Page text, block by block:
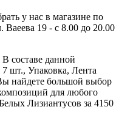
у нас в магазине по
19 - с 8.00 до 20.00
составе данной
шт., Упаковка, Лента
найдете большой выбор
для любого
Лизиантусов за 4150